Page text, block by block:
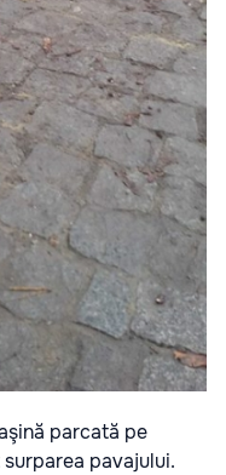
parcată pe
pavajului.